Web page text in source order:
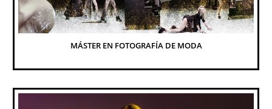
MÁSTER EN FOTOGRAFÍA DE MODA